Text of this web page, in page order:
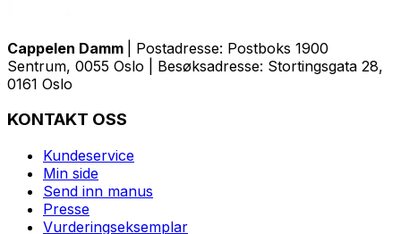
Cappelen Damm
| Postadresse: Postboks 1900
Sentrum, 0055 Oslo | Besøksadresse: Stortingsgata 28,
0161 Oslo
KONTAKT OSS
Kundeservice
Min side
Send inn manus
Presse
Vurderingseksemplar